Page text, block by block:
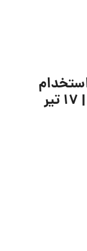
شرکت فرآیند فرآوری زیستی | ۱۷ تیر